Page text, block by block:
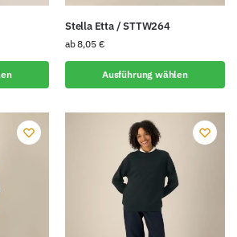
Stella Etta / STTW264
ab8,05 €
Ausführung wählen